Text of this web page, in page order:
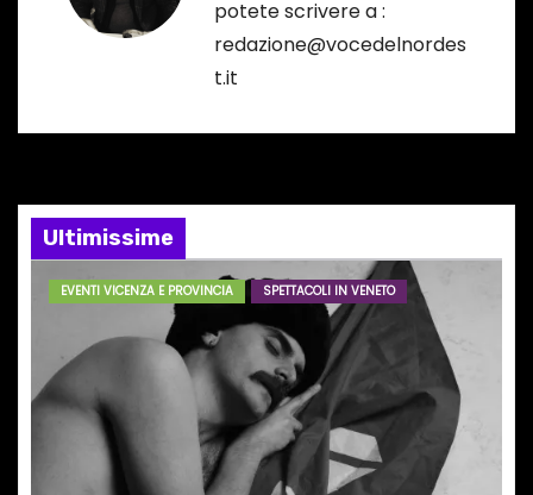
e
a
t
i
potete scrivere a :
redazione@vocedelnordes
t.it
Ultimissime
EVENTI VICENZA E PROVINCIA SPETTACOLI IN VENETO